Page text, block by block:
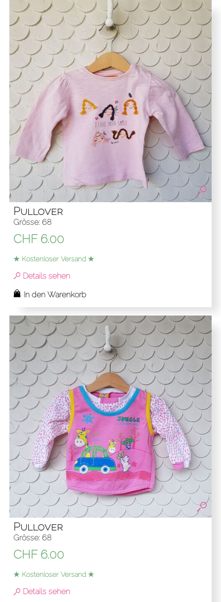
Pullover
Grösse: 68
CHF6.00
★ Kostenloser Versand ★
Details sehen
Pullover
Grösse: 68
CHF6.00
★ Kostenloser Versand ★
Details sehen